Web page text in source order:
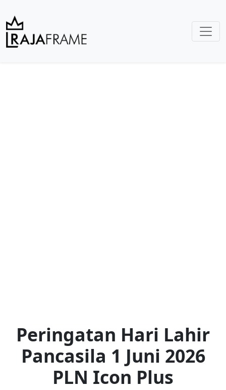
Peringatan Hari Lahir
Pancasila 1 Juni 2026
PLN Icon Plus